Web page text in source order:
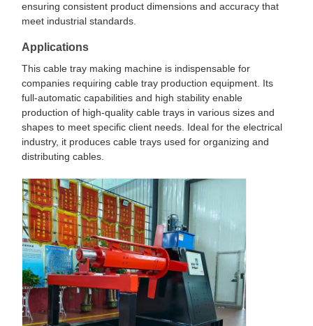
ensuring consistent product dimensions and accuracy that
meet industrial standards.
Applications
This cable tray making machine is indispensable for
companies requiring cable tray production equipment. Its
full-automatic capabilities and high stability enable
production of high-quality cable trays in various sizes and
shapes to meet specific client needs. Ideal for the electrical
industry, it produces cable trays used for organizing and
distributing cables.